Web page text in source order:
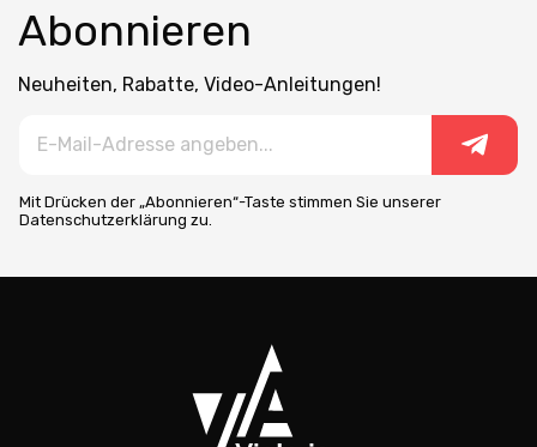
Abonnieren
Neuheiten, Rabatte, Video-Anleitungen!
Mit Drücken der „Abonnieren“-Taste stimmen Sie unserer
Datenschutzerklärung zu.